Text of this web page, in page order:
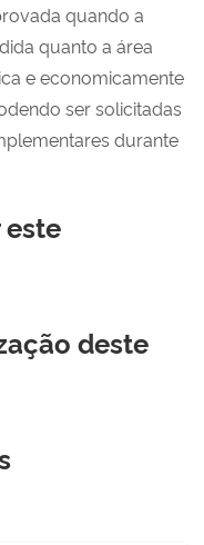
quando a
quanto a área
e economicamente
ser solicitadas
durante
deste